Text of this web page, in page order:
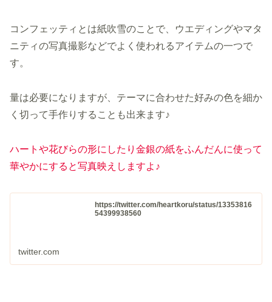
コンフェッティとは紙吹雪のことで、ウエディングやマタ
ニティの写真撮影などでよく使われるアイテムの一つで
す。
量は必要になりますが、テーマに合わせた好みの色を細か
く切って手作りすることも出来ます♪
ハートや花びらの形にしたり金銀の紙をふんだんに使って
華やかにすると写真映えしますよ♪
https://twitter.com/heartkoru/status/13353816
54399938560
twitter.com